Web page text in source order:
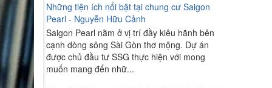
Những tiện ích nổi bật tại chung cư Saigon
Pearl - Nguyễn Hữu Cảnh
Saigon Pearl nằm ở vị trí đầy kiêu hãnh bên
cạnh dòng sông Sài Gòn thơ mộng. Dự án
được chủ đầu tư SSG thực hiện với mong
muốn mang đến nhữ...